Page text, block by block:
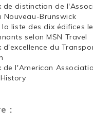
de distinction de
Nouveau-Brunswick
la liste des dix édifices
selon MSN Travel
d'excellence du
de l'American
: